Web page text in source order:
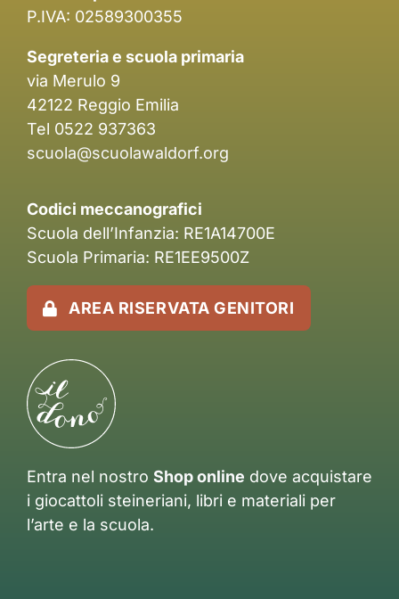
P.IVA: 02589300355
Segreteria e scuola primaria
via Merulo 9
42122 Reggio Emilia
Tel 0522 937363
scuola@scuolawaldorf.org
Codici meccanografici
Scuola dell’Infanzia: RE1A14700E
Scuola Primaria: RE1EE9500Z
AREA RISERVATA GENITORI
Entra nel nostro Shop online dove acquistare
i giocattoli steineriani, libri e materiali per
l’arte e la scuola.